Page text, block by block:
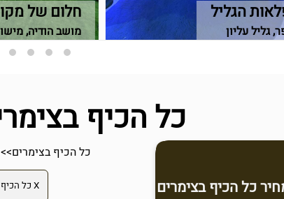
חלום של
מושב הודיה,
הגליל
גליל עליון
כל הכיף בצימרים
כל הכיף
כל הכיף בצימרים>>
X כל הכיף בצימרים בשומרון